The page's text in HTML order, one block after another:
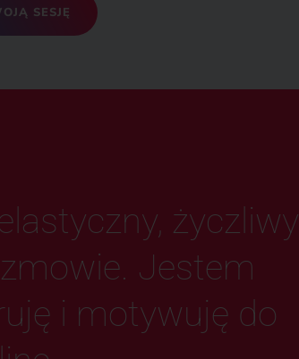
SESJĘ
życzliwy
Jestem
i motywuję do